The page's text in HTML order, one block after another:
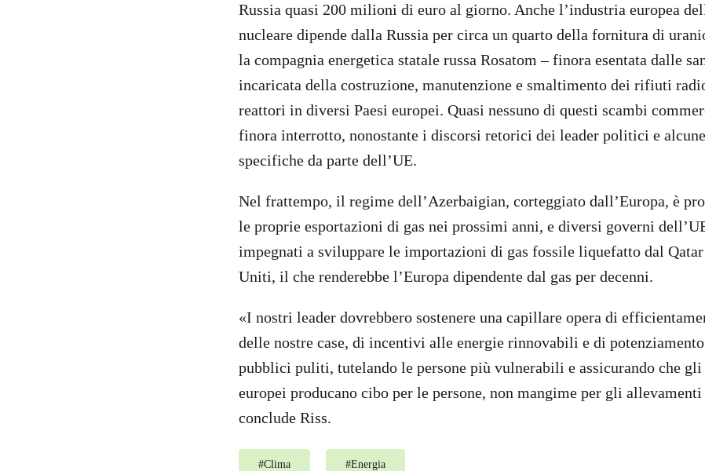
Russia quasi 200 milioni di euro al giorno. Anche l’industria europea
nucleare dipende dalla Russia per circa un quarto della fornitura di
la compagnia energetica statale russa Rosatom – finora esentata dalle
incaricata della costruzione, manutenzione e smaltimento dei rifiuti
reattori in diversi Paesi europei. Quasi nessuno di questi scambi
finora interrotto, nonostante i discorsi retorici dei leader politici e
specifiche da parte dell’UE.
Nel frattempo, il regime dell’Azerbaigian, corteggiato dall’Europa, è
le proprie esportazioni di gas nei prossimi anni, e diversi governi
impegnati a sviluppare le importazioni di gas fossile liquefatto dal
Uniti, il che renderebbe l’Europa dipendente dal gas per decenni.
«I nostri leader dovrebbero sostenere una capillare opera di
delle nostre case, di incentivi alle energie rinnovabili e di
pubblici puliti, tutelando le persone più vulnerabili e assicurando che
europei producano cibo per le persone, non mangime per gli
conclude Riss.
#Clima #Energia